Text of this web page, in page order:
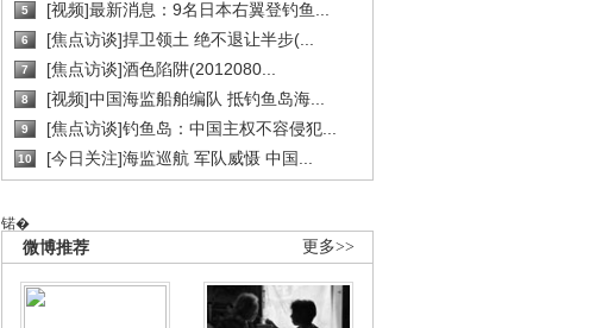
5 [视频]最新消息：9名日本右翼登钓鱼...
6 [焦点访谈]捍卫领土 绝不退让半步(...
7 [焦点访谈]酒色陷阱(2012080...
8 [视频]中国海监船舶编队 抵钓鱼岛海...
9 [焦点访谈]钓鱼岛：中国主权不容侵犯...
10 [今日关注]海监巡航 军队威慑 中国...
锘�
更多>>
微博推荐